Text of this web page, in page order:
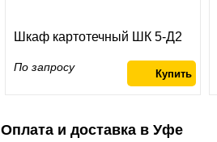
Шкаф картотечный ШК 5-Д2
По запросу
Оплата и доставка в Уфе